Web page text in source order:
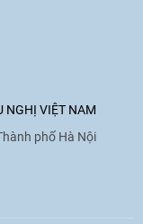
NGHỊ VIỆT NAM
phố Hà Nội